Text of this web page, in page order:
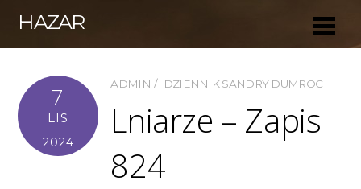
HAZAR
7
LIS
2024
ADMIN DZIENNIK SANDRY DUMROC
Lniarze – Zapis
824